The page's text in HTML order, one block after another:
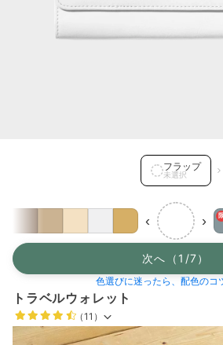
フラップ
未選択
‹ ›
トラベルウォレット
（11）
次へ（1/7）
色選びに迷ったら、配色のコ